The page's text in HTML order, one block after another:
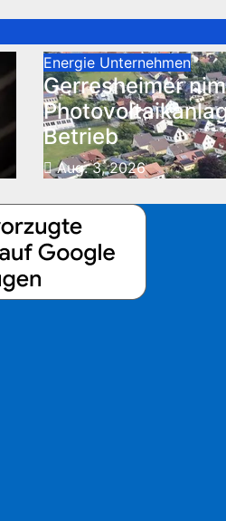
Energie Unternehmen
Gerresheimer
Betrieb
Aug. 3, 2026